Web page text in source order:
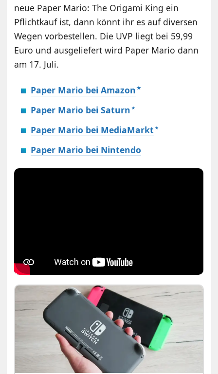
neue Paper Mario: The Origami King ein
Pflichtkauf ist, dann könnt ihr es auf diversen
Wegen vorbestellen. Die UVP liegt bei 59,99
Euro und ausgeliefert wird Paper Mario dann
am 17. Juli.
Paper Mario bei Amazon
Paper Mario bei Saturn
Paper Mario bei MediaMarkt
Paper Mario bei Nintendo